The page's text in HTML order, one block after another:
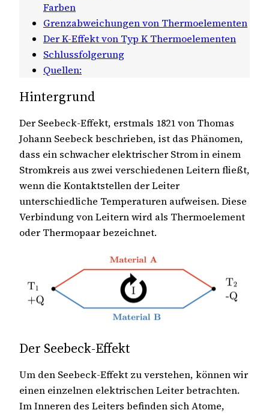
Farben
Grenzabweichungen von Thermoelementen
Der K-Effekt von Typ K Thermoelementen
Schlussfolgerung
Quellen:
Hintergrund
Der Seebeck-Effekt, erstmals 1821 von Thomas
Johann Seebeck beschrieben, ist das Phänomen,
dass ein schwacher elektrischer Strom in einem
Stromkreis aus zwei verschiedenen Leitern fließt,
wenn die Kontaktstellen der Leiter
unterschiedliche Temperaturen aufweisen. Diese
Verbindung von Leitern wird als Thermoelement
oder Thermopaar bezeichnet.
Der Seebeck-Effekt
Um den Seebeck-Effekt zu verstehen, können wir
einen einzelnen elektrischen Leiter betrachten.
Im Inneren des Leiters befinden sich Atome,